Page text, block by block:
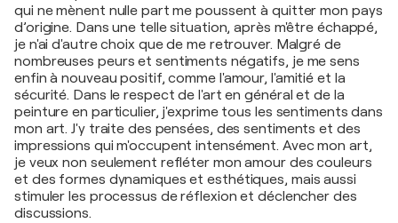
qui ne mènent nulle part me poussent à quitter mon pays
d’origine. Dans une telle situation, après m'être échappé,
je n'ai d'autre choix que de me retrouver. Malgré de
nombreuses peurs et sentiments négatifs, je me sens
enfin à nouveau positif, comme l'amour, l'amitié et la
sécurité. Dans le respect de l'art en général et de la
peinture en particulier, j'exprime tous les sentiments dans
mon art. J'y traite des pensées, des sentiments et des
impressions qui m'occupent intensément. Avec mon art,
je veux non seulement refléter mon amour des couleurs
et des formes dynamiques et esthétiques, mais aussi
stimuler les processus de réflexion et déclencher des
discussions.